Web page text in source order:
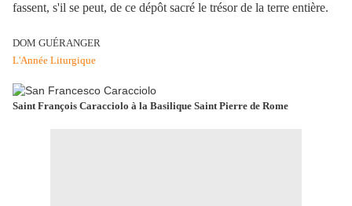
fassent, s'il se peut, de ce dépôt sacré le trésor de la terre entière.
DOM GUÉRANGER
L'Année Liturgique
Saint François Caracciolo à la Basilique Saint Pierre de Rome